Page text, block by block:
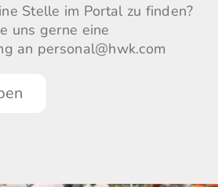
Stelle im Portal zu finden?
uns gerne eine
an personal@hwk.com